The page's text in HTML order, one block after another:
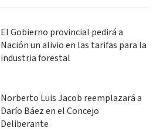
El Gobierno provincial pedirá a
Nación un alivio en las tarifas para la
industria forestal
Norberto Luis Jacob reemplazará a
Darío Báez en el Concejo
Deliberante